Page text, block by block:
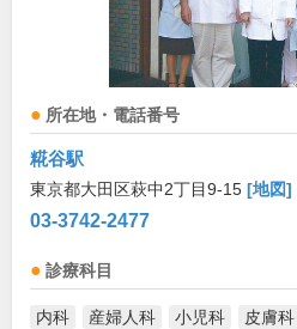
所在地・電話番号
糀谷駅
東京都大田区萩中2丁目9-15 [地図]
03-3742-2477
診療科目
内科 産婦人科 小児科 皮膚科